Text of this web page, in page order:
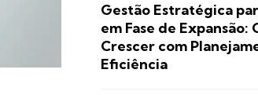
Gestão Estratégica
em Fase de Expansão:
Crescer com
Eficiência